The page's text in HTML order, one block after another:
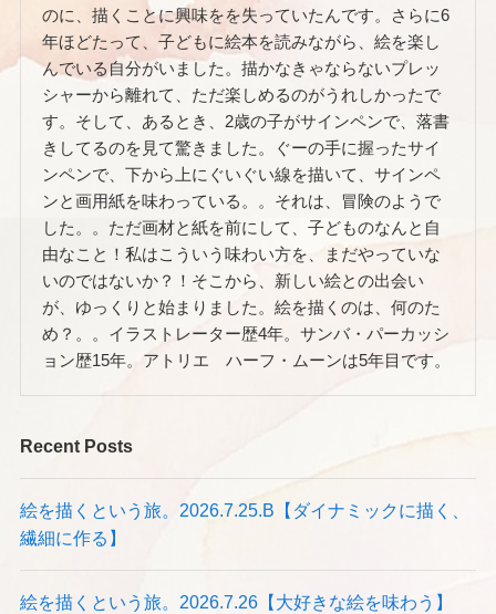
のに、描くことに興味をを失っていたんです。さらに6
年ほどたって、子どもに絵本を読みながら、絵を楽し
んでいる自分がいました。描かなきゃならないプレッ
シャーから離れて、ただ楽しめるのがうれしかったで
す。そして、あるとき、2歳の子がサインペンで、落書
きしてるのを見て驚きました。ぐーの手に握ったサイ
ンペンで、下から上にぐいぐい線を描いて、サインペ
ンと画用紙を味わっている。。それは、冒険のようで
した。。ただ画材と紙を前にして、子どものなんと自
由なこと！私はこういう味わい方を、まだやっていな
いのではないか？！そこから、新しい絵との出会い
が、ゆっくりと始まりました。絵を描くのは、何のた
め？。。イラストレーター歴4年。サンバ・パーカッシ
ョン歴15年。アトリエ ハーフ・ムーンは5年目です。
Recent Posts
絵を描くという旅。2026.7.25.B【ダイナミックに描く、
繊細に作る】
絵を描くという旅。2026.7.26【大好きな絵を味わう】